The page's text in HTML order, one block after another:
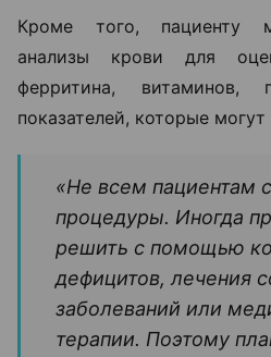
Кроме того, пациенту
анализы крови для
ферритина, витаминов,
показателей, которые
«Не всем пациентам
процедуры. Иногда
решить с помощью
дефицитов, лечения
заболеваний или
терапии. Поэтому